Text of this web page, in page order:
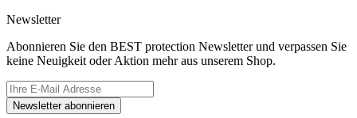
Newsletter
Abonnieren Sie den BEST protection Newsletter und verpassen Sie
keine Neuigkeit oder Aktion mehr aus unserem Shop.
Newsletter abonnieren